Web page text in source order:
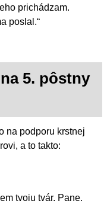
prichádzam.
poslal.“
5. pôstny
na podporu krstnej
a to takto:
tvoju tvár, Pane.